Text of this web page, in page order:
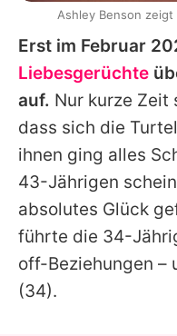
Erst im Februar
Liebesgerüchte
auf. Nur kurze Zeit
dass sich die
ihnen ging alles
43-Jährigen
absolutes Glück
führte die 34-
off-Beziehungen –
(34).
Ashley Benson